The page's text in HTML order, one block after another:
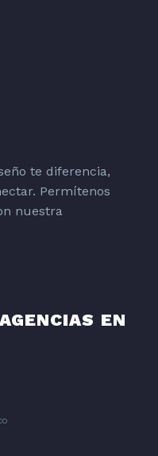
te diferencia,
Permítenos
nuestra
EN